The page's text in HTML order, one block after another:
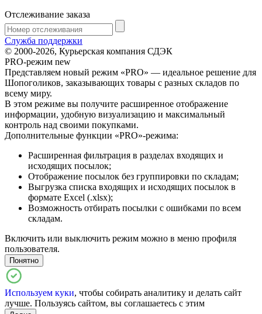
Отслеживание заказа
Служба поддержки
© 2000-2026, Курьерская компания СДЭК
PRO-режим new
Представляем новый режим «PRO» — идеальное решение для
Шопоголиков, заказывающих товары с разных складов по
всему миру.
В этом режиме вы получите расширенное отображение
информации, удобную визуализацию и максимальный
контроль над своими покупками.
Дополнительные функции «PRO»-режима:
Расширенная фильтрация в разделах входящих и
исходящих посылок;
Отображение посылок без группировки по складам;
Выгрузка списка входящих и исходящих посылок в
формате Excel (.xlsx);
Возможность отбирать посылки с ошибками по всем
складам.
Включить или выключить режим можно в меню профиля
пользователя.
Понятно
Используем куки, чтобы собирать аналитику и делать сайт
лучше. Пользуясь сайтом, вы соглашаетесь с этим